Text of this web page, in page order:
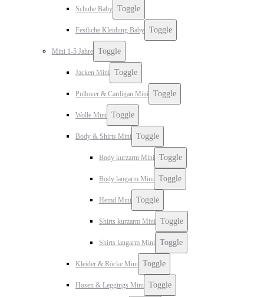
Schuhe Baby Toggle
Festliche Kleidung Baby Toggle
Mini 1-5 Jahre Toggle
Jacken Mini Toggle
Pullover & Cardigan Mini Toggle
Wolle Mini Toggle
Body & Shirts Mini Toggle
Body kurzarm Mini Toggle
Body langarm Mini Toggle
Hemd Mini Toggle
Shirts kurzarm Mini Toggle
Shirts langarm Mini Toggle
Kleider & Röcke Mini Toggle
Hosen & Leggings Mini Toggle